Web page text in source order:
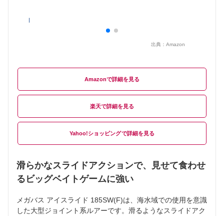
出典： Amazon
Amazon
楽天
Yahoo!ショッピング
滑らかなスライドアクションで、見せて食わせ
るビッグベイトゲームに強い
メガバス アイスライド 185SW(F)は、海水域での使用を意識
した大型ジョイント系ルアーです。滑るようなスライドアク